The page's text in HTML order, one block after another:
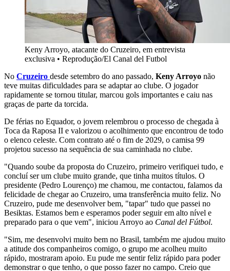
Keny Arroyo, atacante do Cruzeiro, em entrevista
exclusiva • Reprodução/El Canal del Futbol
No Cruzeiro desde setembro do ano passado, Keny Arroyo não
teve muitas dificuldades para se adaptar ao clube. O jogador
rapidamente se tornou titular, marcou gols importantes e caiu nas
graças de parte da torcida.
De férias no Equador, o jovem relembrou o processo de chegada à
Toca da Raposa II e valorizou o acolhimento que encontrou de todo
o elenco celeste. Com contrato até o fim de 2029, o camisa 99
projetou sucesso na sequência de sua caminhada no clube.
"Quando soube da proposta do Cruzeiro, primeiro verifiquei tudo, e
concluí ser um clube muito grande, que tinha muitos títulos. O
presidente (Pedro Lourenço) me chamou, me contactou, falamos da
felicidade de chegar ao Cruzeiro, uma transferência muito feliz. No
Cruzeiro, pude me desenvolver bem, "tapar" tudo que passei no
Besiktas. Estamos bem e esperamos poder seguir em alto nível e
preparado para o que vem", iniciou Arroyo ao Canal del Fútbol.
"Sim, me desenvolvi muito bem no Brasil, também me ajudou muito
a atitude dos companheiros comigo, o grupo me acolheu muito
rápido, mostraram apoio. Eu pude me sentir feliz rápido para poder
demonstrar o que tenho, o que posso fazer no campo. Creio que